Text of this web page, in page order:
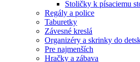
Stoličky k písaciemu
Regály a police
Taburetky
Závesné kreslá
Organizéry a skrinky do
Pre najmenších
Hračky a zábava